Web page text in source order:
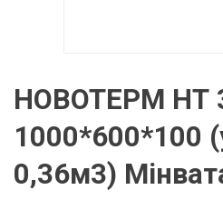
НОВОТЕРМ НТ
1000*600*100
0,36м3)